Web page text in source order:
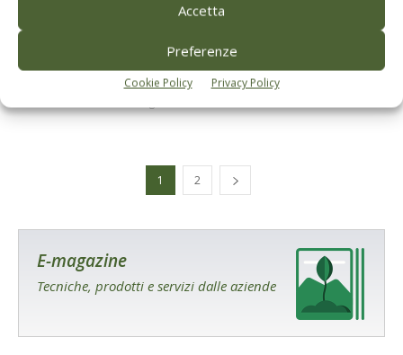
Accetta
Preferenze
Cookie Policy Privacy Policy
Il rilancio dell’olivicoltura italiana punta
anche sulle OP
1 2
E-magazine
Tecniche, prodotti e servizi dalle aziende